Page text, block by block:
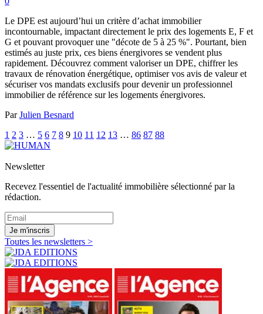
Le DPE est aujourd’hui un critère d’achat immobilier
incontournable, impactant directement le prix des logements E, F et
G et pouvant provoquer une "décote de 5 à 25 %". Pourtant, bien
estimés au juste prix, ces biens énergivores se vendent plus
rapidement. Découvrez comment valoriser un DPE, chiffrer les
travaux de rénovation énergétique, optimiser vos avis de valeur et
sécuriser vos mandats exclusifs pour devenir un professionnel
immobilier de référence sur les logements énergivores.
ParJulien Besnard
1 2 3 … 5 6 7 8 9 10 11 12 13 … 86 87 88
Newsletter
Recevez l'essentiel de l'actualité immobilière sélectionné par la
rédaction.
Je m'inscris
Toutes les newsletters >